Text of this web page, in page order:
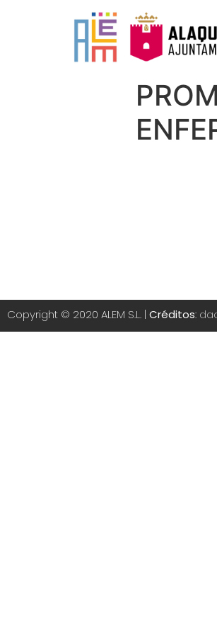
Copyright © 2020 ALEM S.L. | Créditos: